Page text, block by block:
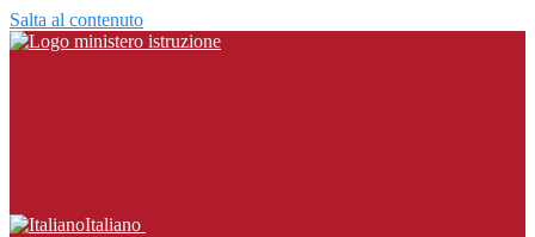
Salta al contenuto
Italiano